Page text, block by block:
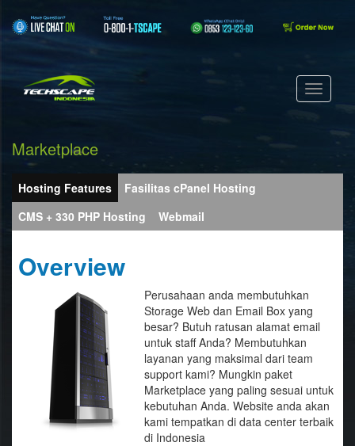
Marketplace
Hosting Features
Fasilitas cPanel Hosting
CMS + 330 PHP Hosting
Webmail
Overview
Perusahaan anda membutuhkan
Storage Web dan Email Box yang
besar? Butuh ratusan alamat email
untuk staff Anda? Membutuhkan
layanan yang maksimal dari team
support kami? Mungkin paket
Marketplace yang paling sesuai untuk
kebutuhan Anda. Website anda akan
kami tempatkan di data center terbaik
di Indonesia